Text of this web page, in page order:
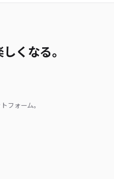
くなる。
フォーム。